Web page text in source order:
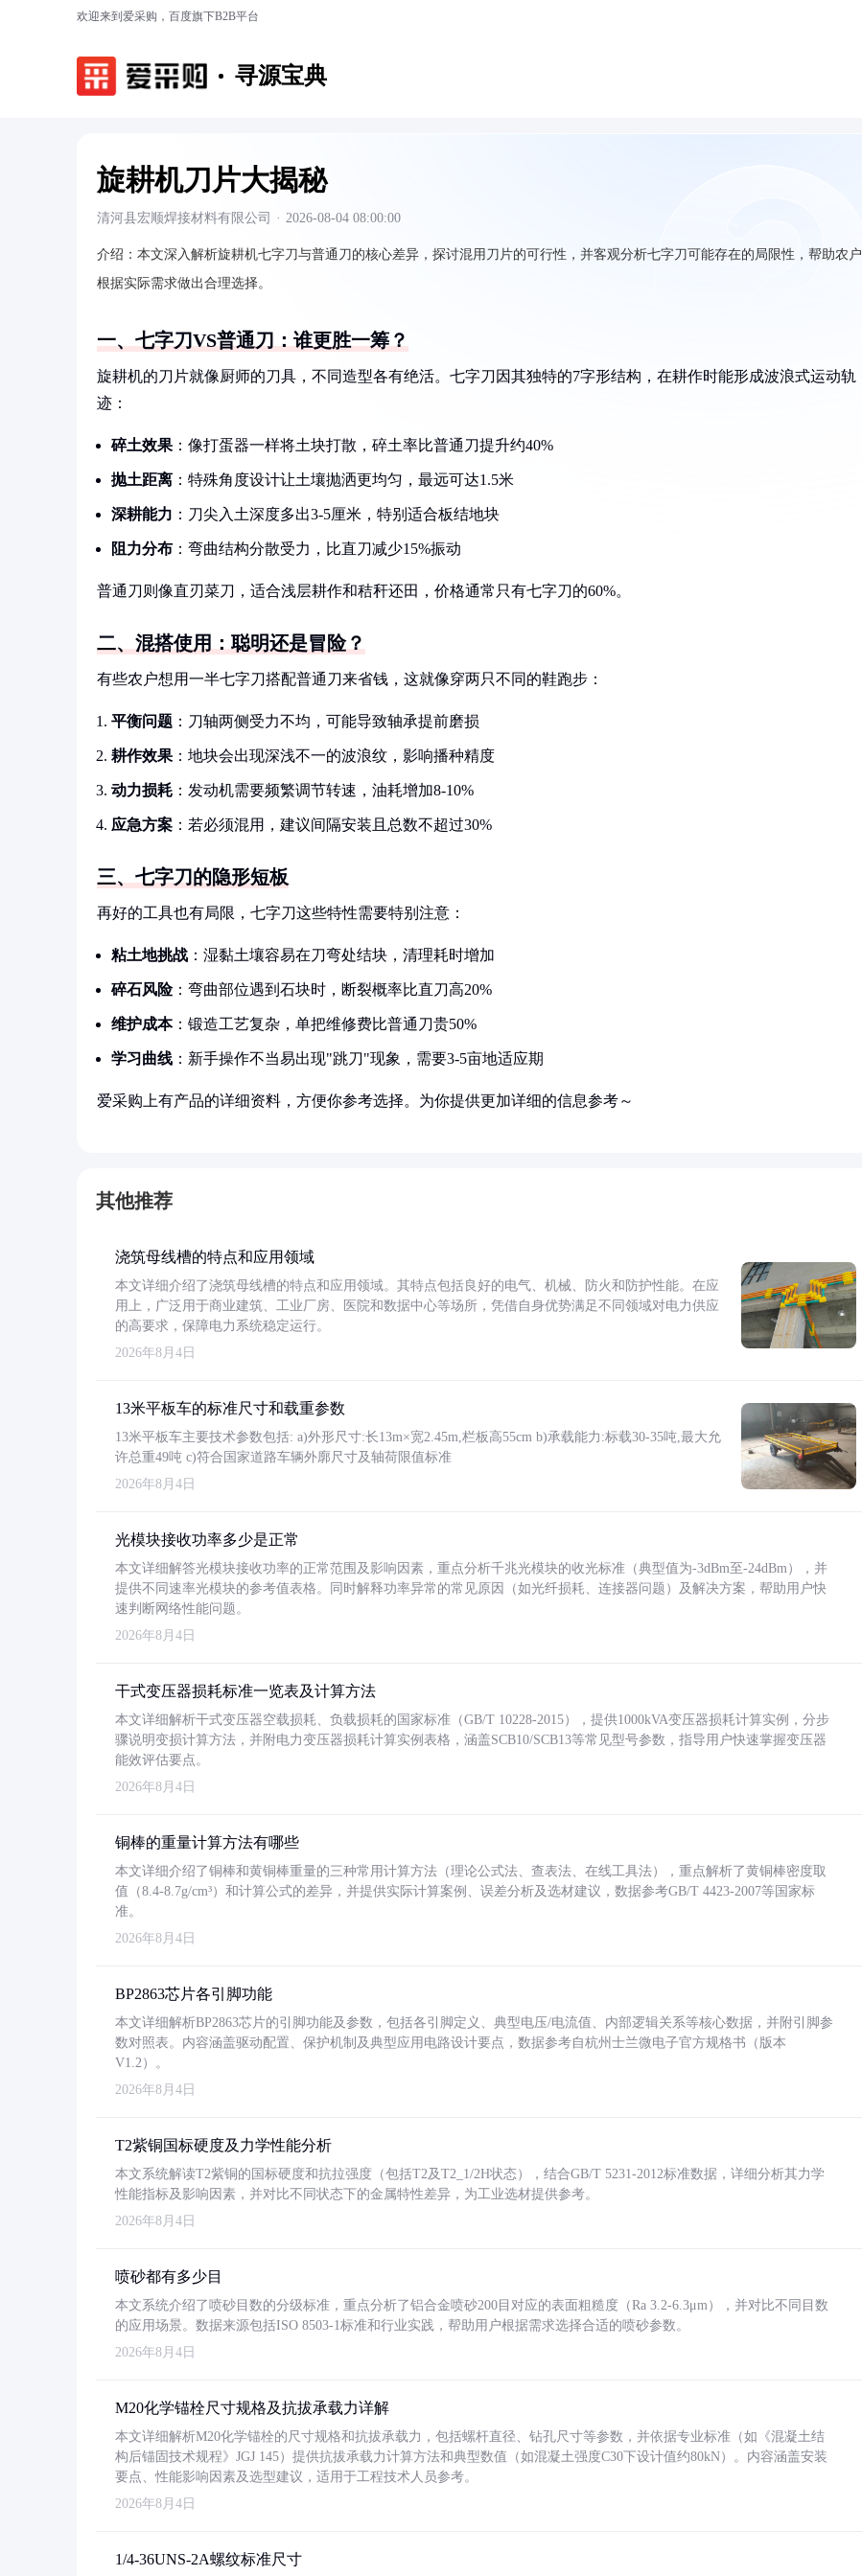
欢迎来到爱采购，百度旗下B2B平台
寻源宝典
旋耕机刀片大揭秘
清河县宏顺焊接材料有限公司 · 2026-08-04 08:00:00
介绍： 本文深入解析旋耕机七字刀与普通刀的核心差异，探讨混用刀片的可行性，并客观分析七字刀可能存在的局限性，帮助农户
根据实际需求做出合理选择。
一、七字刀VS普通刀：谁更胜一筹？
旋耕机的刀片就像厨师的刀具，不同造型各有绝活。七字刀因其独特的7字形结构，在耕作时能形成波浪式运动轨
迹：
碎土效果 ：像打蛋器一样将土块打散，碎土率比普通刀提升约40%
抛土距离 ：特殊角度设计让土壤抛洒更均匀，最远可达1.5米
深耕能力 ：刀尖入土深度多出3-5厘米，特别适合板结地块
阻力分布 ：弯曲结构分散受力，比直刀减少15%振动
普通刀则像直刃菜刀，适合浅层耕作和秸秆还田，价格通常只有七字刀的60%。
二、混搭使用：聪明还是冒险？
有些农户想用一半七字刀搭配普通刀来省钱，这就像穿两只不同的鞋跑步：
平衡问题 ：刀轴两侧受力不均，可能导致轴承提前磨损
耕作效果 ：地块会出现深浅不一的波浪纹，影响播种精度
动力损耗 ：发动机需要频繁调节转速，油耗增加8-10%
应急方案 ：若必须混用，建议间隔安装且总数不超过30%
三、七字刀的隐形短板
再好的工具也有局限，七字刀这些特性需要特别注意：
粘土地挑战 ：湿黏土壤容易在刀弯处结块，清理耗时增加
碎石风险：弯曲部位遇到石块时，断裂概率比直刀高20%
维护成本：锻造工艺复杂，单把维修费比普通刀贵50%
学习曲线 ：新手操作不当易出现"跳刀"现象，需要3-5亩地适应期
爱采购上有产品的详细资料，方便你参考选择。为你提供更加详细的信息参考～
其他推荐
浇筑母线槽的特点和应用领域
本文详细介绍了浇筑母线槽的特点和应用领域。其特点包括良好的电气、机械、防火和防护性能。在应
用上，广泛用于商业建筑、工业厂房、医院和数据中心等场所，凭借自身优势满足不同领域对电力供应
的高要求，保障电力系统稳定运行。
2026年8月4日
13米平板车的标准尺寸和载重参数
13米平板车主要技术参数包括: a)外形尺寸:长13m×宽2.45m,栏板高55cm b)承载能力:标载30-35吨,最大允
许总重49吨 c)符合国家道路车辆外廓尺寸及轴荷限值标准
2026年8月4日
光模块接收功率多少是正常
本文详细解答光模块接收功率的正常范围及影响因素，重点分析千兆光模块的收光标准（典型值为-3dBm至-24dBm），并
提供不同速率光模块的参考值表格。同时解释功率异常的常见原因（如光纤损耗、连接器问题）及解决方案，帮助用户快
速判断网络性能问题。
2026年8月4日
干式变压器损耗标准一览表及计算方法
本文详细解析干式变压器空载损耗、负载损耗的国家标准（GB/T 10228-2015），提供1000kVA变压器损耗计算实例，分步
骤说明变损计算方法，并附电力变压器损耗计算实例表格，涵盖SCB10/SCB13等常见型号参数，指导用户快速掌握变压器
能效评估要点。
2026年8月4日
铜棒的重量计算方法有哪些
本文详细介绍了铜棒和黄铜棒重量的三种常用计算方法（理论公式法、查表法、在线工具法），重点解析了黄铜棒密度取
值（8.4-8.7g/cm³）和计算公式的差异，并提供实际计算案例、误差分析及选材建议，数据参考GB/T 4423-2007等国家标
准。
2026年8月4日
BP2863芯片各引脚功能
本文详细解析BP2863芯片的引脚功能及参数，包括各引脚定义、典型电压/电流值、内部逻辑关系等核心数据，并附引脚参
数对照表。内容涵盖驱动配置、保护机制及典型应用电路设计要点，数据参考自杭州士兰微电子官方规格书（版本
V1.2）。
2026年8月4日
T2紫铜国标硬度及力学性能分析
本文系统解读T2紫铜的国标硬度和抗拉强度（包括T2及T2_1/2H状态），结合GB/T 5231-2012标准数据，详细分析其力学
性能指标及影响因素，并对比不同状态下的金属特性差异，为工业选材提供参考。
2026年8月4日
喷砂都有多少目
本文系统介绍了喷砂目数的分级标准，重点分析了铝合金喷砂200目对应的表面粗糙度（Ra 3.2-6.3μm），并对比不同目数
的应用场景。数据来源包括ISO 8503-1标准和行业实践，帮助用户根据需求选择合适的喷砂参数。
2026年8月4日
M20化学锚栓尺寸规格及抗拔承载力详解
本文详细解析M20化学锚栓的尺寸规格和抗拔承载力，包括螺杆直径、钻孔尺寸等参数，并依据专业标准（如《混凝土结
构后锚固技术规程》JGJ 145）提供抗拔承载力计算方法和典型数值（如混凝土强度C30下设计值约80kN）。内容涵盖安装
要点、性能影响因素及选型建议，适用于工程技术人员参考。
2026年8月4日
1/4-36UNS-2A螺纹标准尺寸